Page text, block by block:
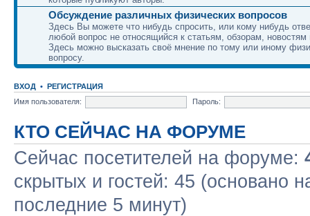
Обсуждение различных физических вопросов
Здесь Вы можете что нибудь спросить, или кому нибудь
любой вопрос не относящийся к статьям, обзорам, новостям
Здесь можно высказать своё мнение по тому или иному
вопросу.
ВХОД • РЕГИСТРАЦИЯ
Имя пользователя:
Пароль:
КТО СЕЙЧАС НА ФОРУМЕ
Сейчас посетителей на форуме:
скрытых и гостей: 45 (основано
последние 5 минут)